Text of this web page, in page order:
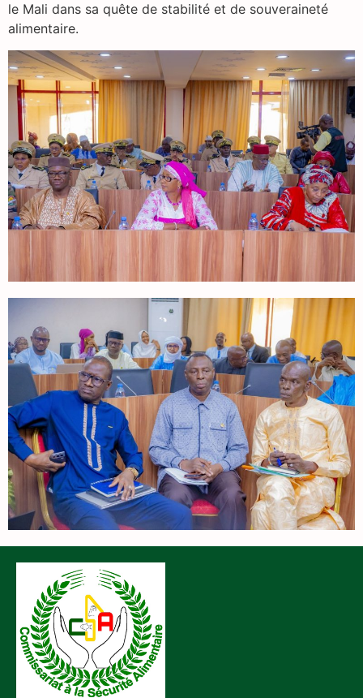
le Mali dans sa quête de stabilité et de souveraineté
alimentaire.